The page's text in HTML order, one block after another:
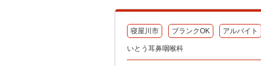
寝屋川市 ブランクOK アルバイト
いとう耳鼻咽喉科